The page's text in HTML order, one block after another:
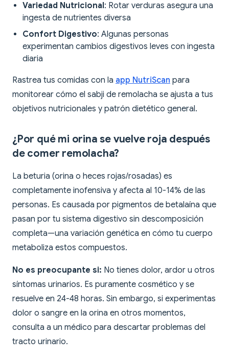
Variedad Nutricional: Rotar verduras asegura una
ingesta de nutrientes diversa
Confort Digestivo: Algunas personas
experimentan cambios digestivos leves con ingesta
diaria
Rastrea tus comidas con la app NutriScan para
monitorear cómo el sabji de remolacha se ajusta a tus
objetivos nutricionales y patrón dietético general.
¿Por qué mi orina se vuelve roja después
de comer remolacha?
La beturia (orina o heces rojas/rosadas) es
completamente inofensiva y afecta al 10-14% de las
personas. Es causada por pigmentos de betalaína que
pasan por tu sistema digestivo sin descomposición
completa—una variación genética en cómo tu cuerpo
metaboliza estos compuestos.
No es preocupante si: No tienes dolor, ardor u otros
síntomas urinarios. Es puramente cosmético y se
resuelve en 24-48 horas. Sin embargo, si experimentas
dolor o sangre en la orina en otros momentos,
consulta a un médico para descartar problemas del
tracto urinario.